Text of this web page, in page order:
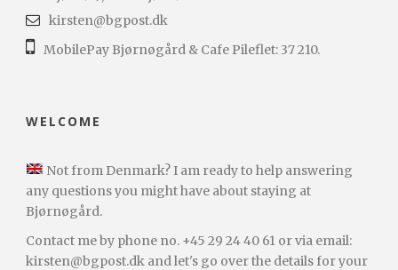
kirsten@bgpost.dk
MobilePay Bjørnøgård & Cafe Pileflet: 37 210.
WELCOME
Not from Denmark? I am ready to help answering
any questions you might have about staying at
Bjørnøgård.
Contact me by phone no. +45 29 24 40 61 or via email:
kirsten@bgpost.dk and let's go over the details for your